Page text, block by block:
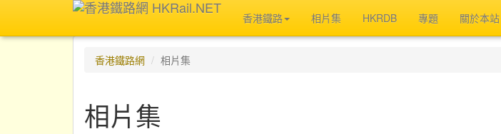
香港鐵路 相片集 HKRDB 專題 關於本站
香港鐵路網 相片集
相片集